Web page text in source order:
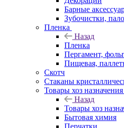
Барные
Зубочистки,
Пленка
Назад
Пленка
Пергамент,
Пищевая,
Скотч
Стаканы
Товары хоз назначения
Назад
Товары хоз
Бытовая химия
Перчатки